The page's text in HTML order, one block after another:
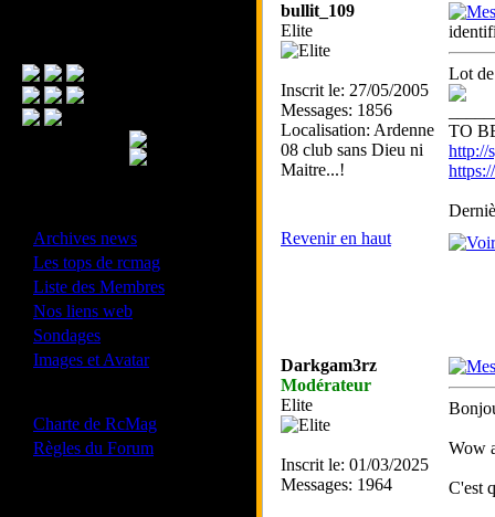
Archives news
Les tops de rcmag
Liste des Membres
Nos liens web
Sondages
Images et Avatar
Charte de RcMag
Règles du Forum
bullit_109
Elite
Inscrit le: 27/05/2005
Messages: 1856
Localisation: Ardenne
08 club sans Dieu ni
Maitre...!
Lot
TO
http://
Revenir en haut
Darkgam3rz
Modérateur
Elite
Inscrit le: 01/03/2025
Messages: 1964
Wow
C'est